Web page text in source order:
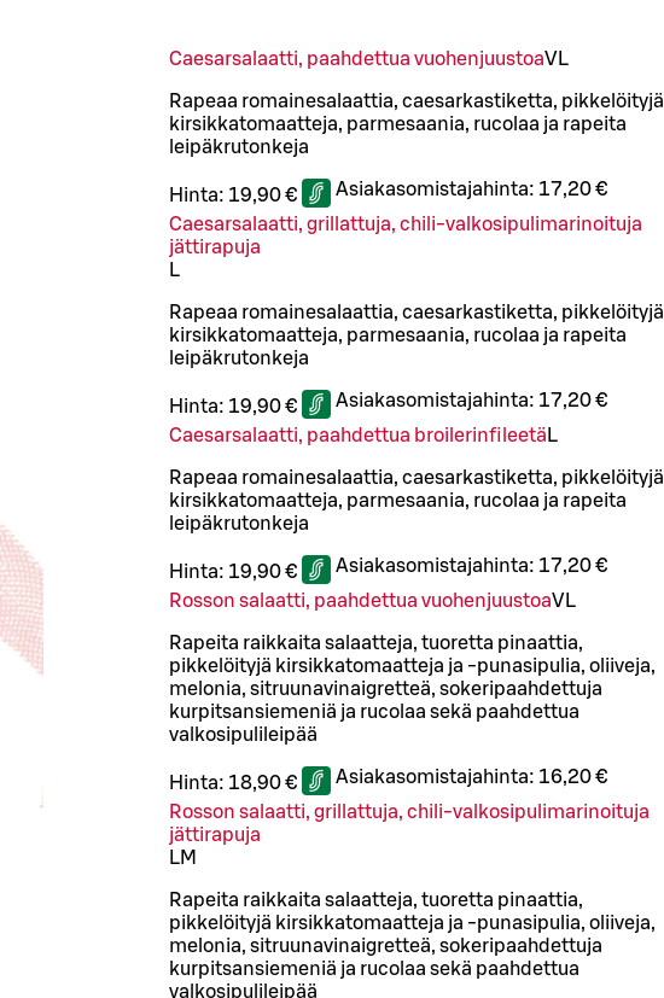
Caesarsalaatti, paahdettua vuohenjuustoaVL
Rapeaa romainesalaattia, caesarkastiketta, pikkelöityjä
kirsikkatomaatteja, parmesaania, rucolaa ja rapeita
leipäkrutonkeja
Hinta: 19,90 € Asiakasomistajahinta: 17,20 €
Caesarsalaatti, grillattuja, chili-valkosipulimarinoituja
jättirapuja
L
Rapeaa romainesalaattia, caesarkastiketta, pikkelöityjä
kirsikkatomaatteja, parmesaania, rucolaa ja rapeita
leipäkrutonkeja
Hinta: 19,90 € Asiakasomistajahinta: 17,20 €
Caesarsalaatti, paahdettua broilerinfileetä L
Rapeaa romainesalaattia, caesarkastiketta, pikkelöityjä
kirsikkatomaatteja, parmesaania, rucolaa ja rapeita
leipäkrutonkeja
Hinta: 19,90 € Asiakasomistajahinta: 17,20 €
Rosson salaatti, paahdettua vuohenjuustoaVL
Rapeita raikkaita salaatteja, tuoretta pinaattia,
pikkelöityjä kirsikkatomaatteja ja -punasipulia, oliiveja,
melonia, sitruunavinaigretteä, sokeripaahdettuja
kurpitsansiemeniä ja rucolaa sekä paahdettua
valkosipulileipää
Hinta: 18,90 € Asiakasomistajahinta: 16,20 €
Rosson salaatti, grillattuja, chili-valkosipulimarinoituja
jättirapuja
LM
Rapeita raikkaita salaatteja, tuoretta pinaattia,
pikkelöityjä kirsikkatomaatteja ja -punasipulia, oliiveja,
melonia, sitruunavinaigretteä, sokeripaahdettuja
kurpitsansiemeniä ja rucolaa sekä paahdettua
valkosipulileipää